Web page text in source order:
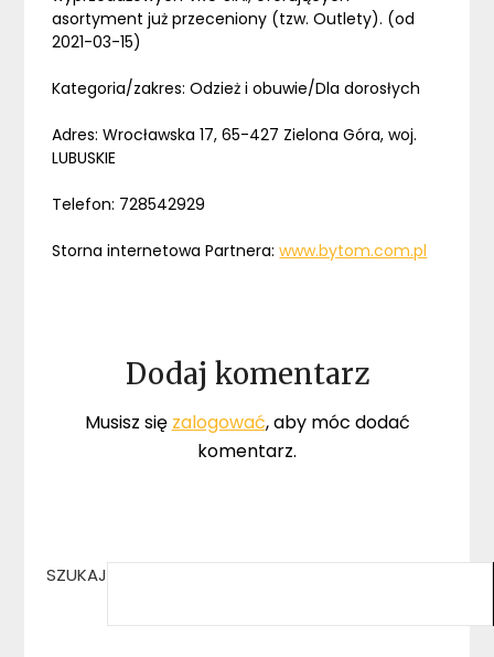
asortyment już przeceniony (tzw. Outlety). (od
2021-03-15)
Kategoria/zakres: Odzież i obuwie/Dla dorosłych
Adres: Wrocławska 17, 65-427 Zielona Góra, woj.
LUBUSKIE
Telefon: 728542929
Storna internetowa Partnera:www.bytom.com.pl
Dodaj komentarz
Musisz się zalogować, aby móc dodać
komentarz.
SZUKAJ